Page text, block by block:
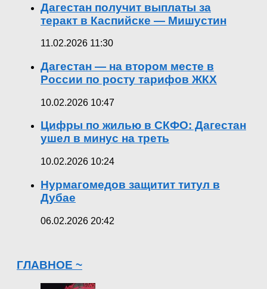
Дагестан получит выплаты за
теракт в Каспийске — Мишустин
11.02.2026 11:30
Дагестан — на втором месте в
России по росту тарифов ЖКХ
10.02.2026 10:47
Цифры по жилью в СКФО: Дагестан
ушел в минус на треть
10.02.2026 10:24
Нурмагомедов защитит титул в
Дубае
06.02.2026 20:42
ГЛАВНОЕ ~